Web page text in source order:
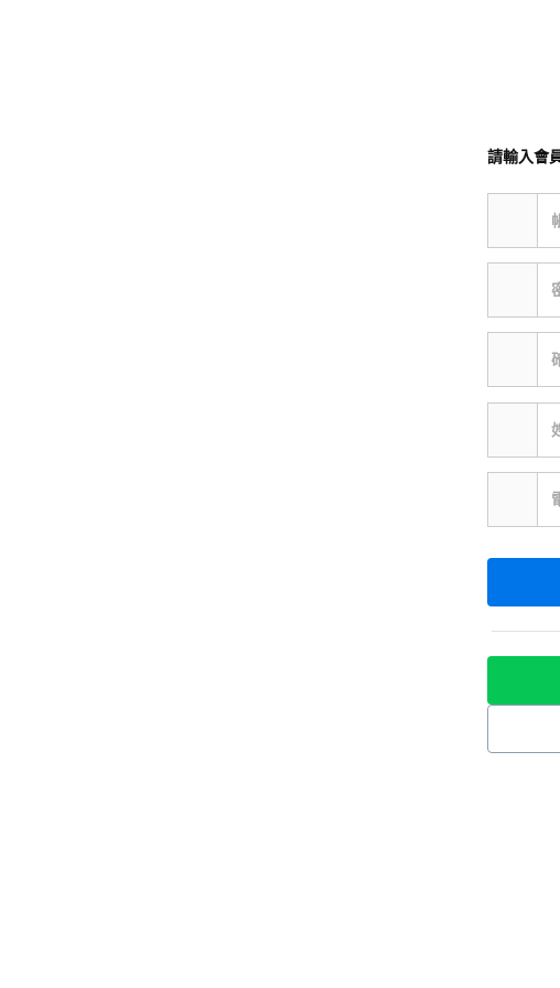
請輸入會